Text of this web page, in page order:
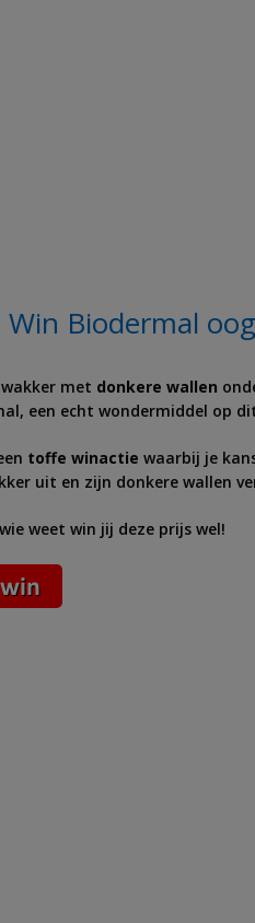
Win Biodermal
met donkere wallen
een echt wondermiddel op
toffe winactie waarbij je
uit en zijn donkere wallen
weet win jij deze prijs wel!